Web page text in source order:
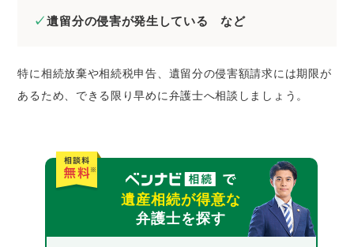
遺留分の侵害が発生している など
特に相続放棄や相続税申告、遺留分の侵害額請求には期限が
あるため、できる限り早めに弁護士へ相談しましょう。
遺産相続が得意な
弁護士を探す